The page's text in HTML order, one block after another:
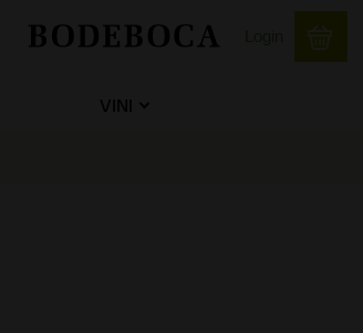
VINI